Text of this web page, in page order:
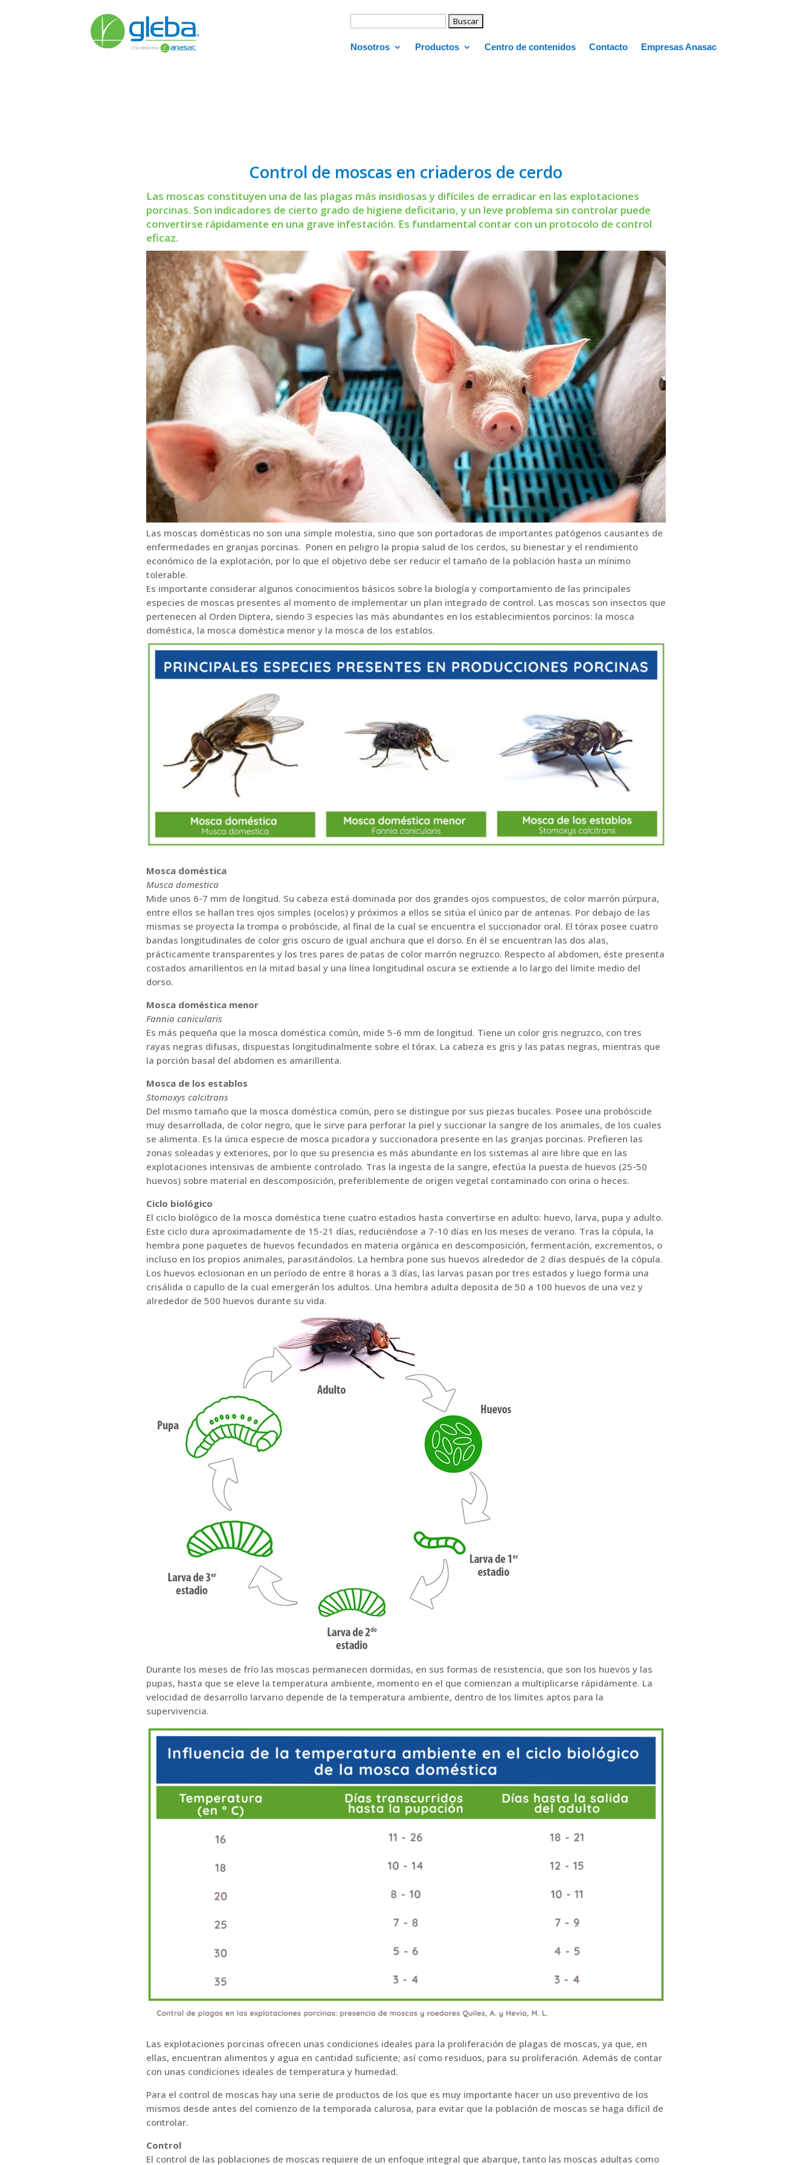
Nosotros Productos Centro de contenidos Contacto Empresas Anasac
Control de moscas en criaderos de cerdo
Las moscas constituyen una de las plagas más insidiosas y difíciles de erradicar en las explotaciones
porcinas. Son indicadores de cierto grado de higiene deficitario, y un leve problema sin controlar puede
convertirse rápidamente en una grave infestación. Es fundamental contar con un protocolo de control
eficaz.
Las moscas domésticas no son una simple molestia, sino que son portadoras de importantes patógenos causantes de
enfermedades en granjas porcinas. Ponen en peligro la propia salud de los cerdos, su bienestar y el rendimiento
económico de la explotación, por lo que el objetivo debe ser reducir el tamaño de la población hasta un mínimo
tolerable.
Es importante considerar algunos conocimientos básicos sobre la biología y comportamiento de las principales
especies de moscas presentes al momento de implementar un plan integrado de control. Las moscas son insectos que
pertenecen al Orden Diptera, siendo 3 especies las más abundantes en los establecimientos porcinos: la mosca
doméstica, la mosca doméstica menor y la mosca de los establos.
Mosca doméstica
Musca domestica
Mide unos 6-7 mm de longitud. Su cabeza está dominada por dos grandes ojos compuestos, de color marrón púrpura,
entre ellos se hallan tres ojos simples (ocelos) y próximos a ellos se sitúa el único par de antenas. Por debajo de las
mismas se proyecta la trompa o probóscide, al final de la cual se encuentra el succionador oral. El tórax posee cuatro
bandas longitudinales de color gris oscuro de igual anchura que el dorso. En él se encuentran las dos alas,
prácticamente transparentes y los tres pares de patas de color marrón negruzco. Respecto al abdomen, éste presenta
costados amarillentos en la mitad basal y una línea longitudinal oscura se extiende a lo largo del límite medio del
dorso.
Mosca doméstica menor
Fannia canicularis
Es más pequeña que la mosca doméstica común, mide 5-6 mm de longitud. Tiene un color gris negruzco, con tres
rayas negras difusas, dispuestas longitudinalmente sobre el tórax. La cabeza es gris y las patas negras, mientras que
la porción basal del abdomen es amarillenta.
Mosca de los establos
Stomoxys calcitrans
Del mismo tamaño que la mosca doméstica común, pero se distingue por sus piezas bucales. Posee una probóscide
muy desarrollada, de color negro, que le sirve para perforar la piel y succionar la sangre de los animales, de los cuales
se alimenta. Es la única especie de mosca picadora y succionadora presente en las granjas porcinas. Prefieren las
zonas soleadas y exteriores, por lo que su presencia es más abundante en los sistemas al aire libre que en las
explotaciones intensivas de ambiente controlado. Tras la ingesta de la sangre, efectúa la puesta de huevos (25-50
huevos) sobre material en descomposición, preferiblemente de origen vegetal contaminado con orina o heces.
Ciclo biológico
El ciclo biológico de la mosca doméstica tiene cuatro estadios hasta convertirse en adulto: huevo, larva, pupa y adulto.
Este ciclo dura aproximadamente de 15-21 días, reduciéndose a 7-10 días en los meses de verano. Tras la cópula, la
hembra pone paquetes de huevos fecundados en materia orgánica en descomposición, fermentación, excrementos, o
incluso en los propios animales, parasitándolos. La hembra pone sus huevos alrededor de 2 días después de la cópula.
Los huevos eclosionan en un período de entre 8 horas a 3 días, las larvas pasan por tres estados y luego forma una
crisálida o capullo de la cual emergerán los adultos. Una hembra adulta deposita de 50 a 100 huevos de una vez y
alrededor de 500 huevos durante su vida.
Durante los meses de frío las moscas permanecen dormidas, en sus formas de resistencia, que son los huevos y las
pupas, hasta que se eleve la temperatura ambiente, momento en el que comienzan a multiplicarse rápidamente. La
velocidad de desarrollo larvario depende de la temperatura ambiente, dentro de los límites aptos para la
supervivencia.
Las explotaciones porcinas ofrecen unas condiciones ideales para la proliferación de plagas de moscas, ya que, en
ellas, encuentran alimentos y agua en cantidad suficiente; así como residuos, para su proliferación. Además de contar
con unas condiciones ideales de temperatura y humedad.
Para el control de moscas hay una serie de productos de los que es muy importante hacer un uso preventivo de los
mismos desde antes del comienzo de la temporada calurosa, para evitar que la población de moscas se haga difícil de
controlar.
Control
El control de las poblaciones de moscas requiere de un enfoque integral que abarque, tanto las moscas adultas como